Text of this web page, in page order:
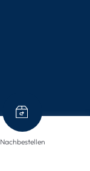
Nachbestellen